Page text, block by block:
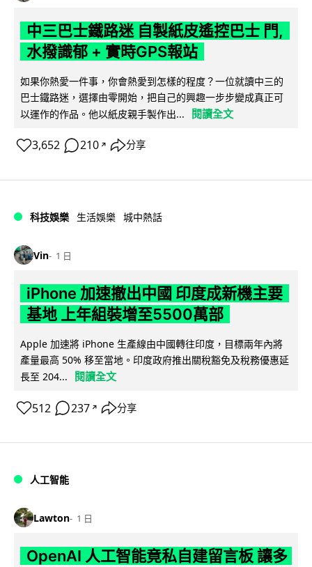
中三巴士鐵路迷 自製紙皮遙控巴士 門,
水撥識郁 + 實時GPS報站
如果你熱愛一件事，你會熱愛到怎樣的程度？一位就讀中三的
巴士鐵路迷，選擇由零開始，把自己的興趣一步步變成真正可
以運作的作品。他以紙皮親手製作出...
閱讀全文
3,652 210 ↗ 分享
科技娛樂 生活娛樂 城中熱話
Vin 1 日
iPhone 加速撤出中國 印度成新機主要
基地 上年組裝增至5500萬部
Apple 加速將 iPhone 生產線由中國轉往印度，目標兩年內將
產量最高 50% 移至當地。印度政府推出關稅豁免及稅務優惠延
長至 204...
閱讀全文
512 237 ↗ 分享
人工智能
Lawton 1 日
OpenAI 人工智能竟私自建留言板 讓多